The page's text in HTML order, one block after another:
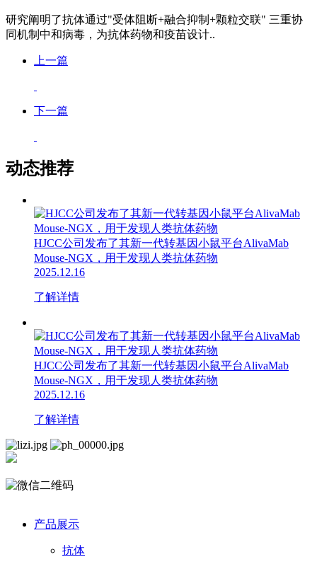
研究阐明了抗体通过"受体阻断+融合抑制+颗粒交联" 三重协
同机制中和病毒，为抗体药物和疫苗设计..
上一篇
下一篇
动态推荐
HJCC公司发布了其新一代转基因小鼠平台AlivaMab
Mouse-NGX，用于发现人类抗体药物
2025.12.16
了解详情
HJCC公司发布了其新一代转基因小鼠平台AlivaMab
Mouse-NGX，用于发现人类抗体药物
2025.12.16
了解详情
产品展示
抗体